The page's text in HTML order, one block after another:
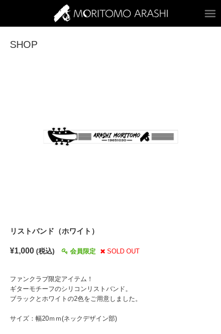
SHOP
リストバンド（ホワイト）
¥1,000 (税込) 会員限定 SOLD OUT
ファンクラブ限定アイテム！
ギターモチーフのシリコンリストバンド。
ブラックとホワイトの2色をご用意しました。
サイズ：幅20ｍｍ(ネックデザイン部)